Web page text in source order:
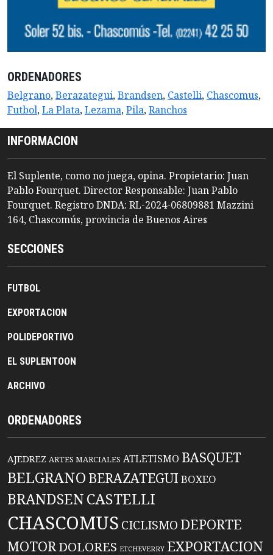
ORDENADORES
Belgrano,Berazategui,Brandsen, Castelli, Chascomus,
Futbol,La Plata,Lezama,Pila,Ranchos
INFORMACION
El Suplente, como no juega, opina. Propietario: Juan
Pablo Fourquet. Director Responsable: Juan Pablo
Fourquet. Registro DNDA: RL-2024-06809881 Mazzini
164, Chascomús, provincia de Buenos Aires
SECCIONES
FUTBOL
EXPORTACION
POLIDEPORTIVO
EL SUPLENTOON
ARCHIVO
ORDENADORES
AJEDREZ ARTES MARCIALES ATLETISMO BASQUET
BELGRANO BERAZATEGUIBOXEO
BRANDSENCASTELLI
CHASCOMUS CICLISMO DEPORTE
MOTORDOLORES ETCHEVERRY EXPORTACION